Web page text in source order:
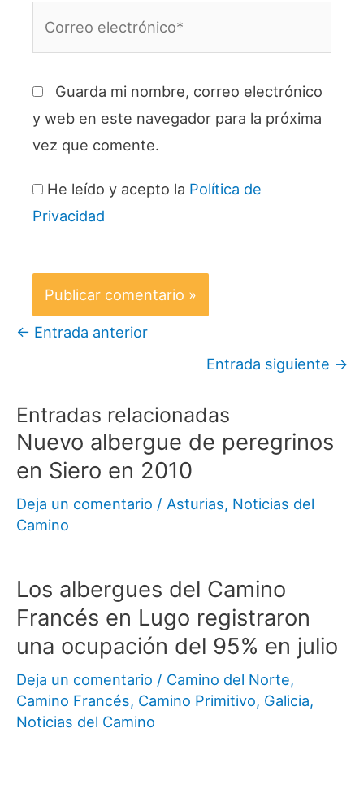
Guarda mi nombre, correo electrónico
y web en este navegador para la próxima
vez que comente.
He leído y acepto la Política de
Privacidad
← Entrada anterior
Entrada siguiente →
Entradas relacionadas
Nuevo albergue de peregrinos
en Siero en 2010
Deja un comentario / Asturias, Noticias del
Camino
Los albergues del Camino
Francés en Lugo registraron
una ocupación del 95% en julio
Deja un comentario / Camino del Norte,
Camino Francés, Camino Primitivo, Galicia,
Noticias del Camino